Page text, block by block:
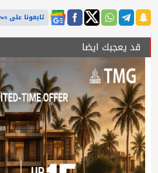
تابعونا على Google News
قد يعجبك ايضا